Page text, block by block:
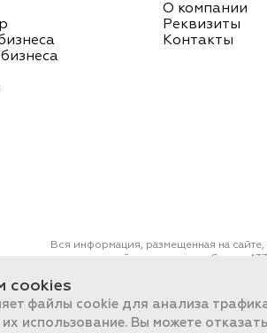
О компании
Реквизиты
Контакты
Вся информация, размещенная на
определяемой положениями Статьи
ПОРТ 2011-2026
cookies
файлы cookie для анализа
использование. Вы можете